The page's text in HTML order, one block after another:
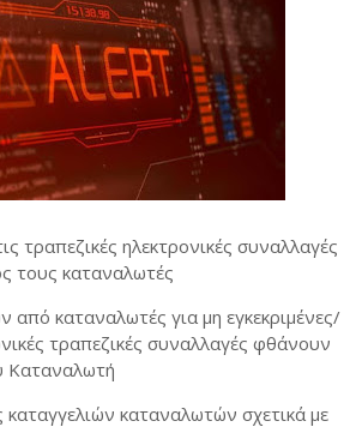
τραπεζικές ηλεκτρονικές συναλλαγές
τους καταναλωτές
από καταναλωτές για μη εγκεκριμένες/
τραπεζικές συναλλαγές φθάνουν
Καταναλωτή
καταναλωτών σχετικά με